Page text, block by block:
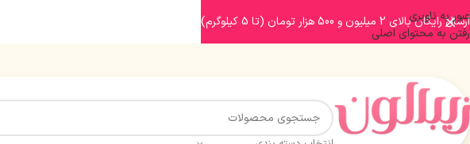
عبور به ناوبری
رفتن به محتوای اصلی
ارسال رایگان بالای 2 میلیون و 500 هزار تومان (تا 5 کیلوگرم)